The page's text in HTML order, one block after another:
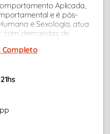
Aplicada,
e é pós-
e Sexologia, atua
com demandas de
Completo